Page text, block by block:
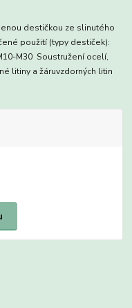
destičkou ze slinutého
použití (typy destiček):
M30 Soustružení ocelí,
litiny a žáruvzdorných litin